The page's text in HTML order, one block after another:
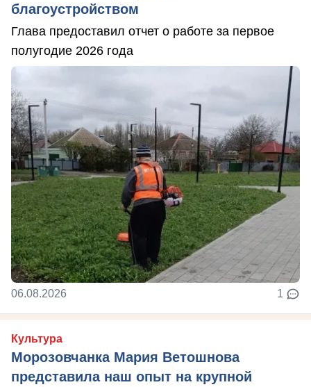
благоустройством
Глава предоставил отчет о работе за первое
полугодие 2026 года
06.08.2026 1
Культура
Морозовчанка Мария Ветошнова
представила наш опыт на крупной